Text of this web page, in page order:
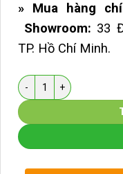
» Mua hàng
Showroom: 33
TP. Hồ Chí Minh.
Số lượng